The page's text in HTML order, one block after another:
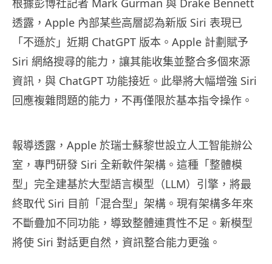
根據彭博社記者 Mark Gurman 與 Drake Bennett
透露，Apple 內部某些高層認為新版 Siri 表現已
「不遜於」近期 ChatGPT 版本。Apple 計劃賦予
Siri 網絡搜尋的能力，讓其能收集並整合多個來源
資訊，與 ChatGPT 功能接近。此舉將大幅增強 Siri
回應複雜問題的能力，不再僅限於基本指令操作。
報導透露，Apple 於瑞士蘇黎世設立人工智能辦公
室，專門研發 Siri 全新軟件架構。這種「整體模
型」完全建基於大型語言模型（LLM）引擎，將最
終取代 Siri 目前「混合型」架構。現有架構多年來
不斷疊加不同功能，導致整體連貫性不足。新模型
將使 Siri 對話更自然，資訊整合能力更強。